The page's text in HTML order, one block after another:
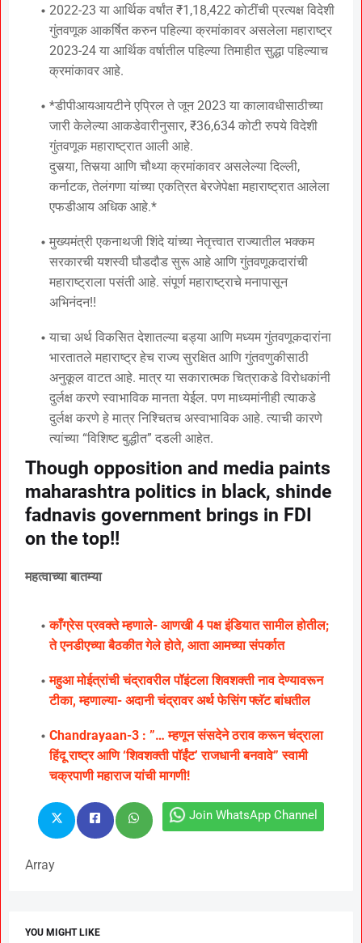
2022-23 या आर्थिक वर्षांत ₹1,18,422 कोटींची प्रत्यक्ष विदेशी
गुंतवणूक आकर्षित करुन पहिल्या क्रमांकावर असलेला महाराष्ट्र
2023-24 या आर्थिक वर्षातील पहिल्या तिमाहीत सुद्धा पहिल्याच
क्रमांकावर आहे.
*डीपीआयआयटीने एप्रिल ते जून 2023 या कालावधीसाठीच्या
जारी केलेल्या आकडेवारीनुसार, ₹36,634 कोटी रुपये विदेशी
गुंतवणूक महाराष्ट्रात आली आहे.
दुसर्‍या, तिसर्‍या आणि चौथ्या क्रमांकावर असलेल्या दिल्ली,
कर्नाटक, तेलंगणा यांच्या एकत्रित बेरजेपेक्षा महाराष्ट्रात आलेला
एफडीआय अधिक आहे.*
मुख्यमंत्री एकनाथजी शिंदे यांच्या नेतृत्त्वात राज्यातील भक्कम
सरकारची यशस्वी घौडदौड सुरू आहे आणि गुंतवणूकदारांची
महाराष्ट्राला पसंती आहे. संपूर्ण महाराष्ट्राचे मनापासून
अभिनंदन!!
याचा अर्थ विकसित देशातल्या बड्या आणि मध्यम गुंतवणूकदारांना
भारतातले महाराष्ट्र हेच राज्य सुरक्षित आणि गुंतवणुकीसाठी
अनुकूल वाटत आहे. मात्र या सकारात्मक चित्राकडे विरोधकांनी
दुर्लक्ष करणे स्वाभाविक मानता येईल. पण माध्यमांनीही त्याकडे
दुर्लक्ष करणे हे मात्र निश्चितच अस्वाभाविक आहे. त्याची कारणे
त्यांच्या “विशिष्ट बुद्धीत” दडली आहेत.
Though opposition and media paints
maharashtra politics in black, shinde
fadnavis government brings in FDI
on the top!!
महत्वाच्या बातम्या
काँग्रेस प्रवक्ते म्हणाले- आणखी 4 पक्ष इंडियात सामील होतील;
ते एनडीएच्या बैठकीत गेले होते, आता आमच्या संपर्कात
महुआ मोईत्रांची चंद्रावरील पॉइंटला शिवशक्ती नाव देण्यावरून
टीका, म्हणाल्या- अदानी चंद्रावर अर्थ फेसिंग फ्लॅट बांधतील
Chandrayaan-3 : ”… म्हणून संसदेने ठराव करून चंद्राला
हिंदू राष्ट्र आणि ‘शिवशक्ती पॉईंट’ राजधानी बनवावे” स्वामी
चक्रपाणी महाराज यांची मागणी!
Join WhatsApp Channel
Array
YOU MIGHT LIKE